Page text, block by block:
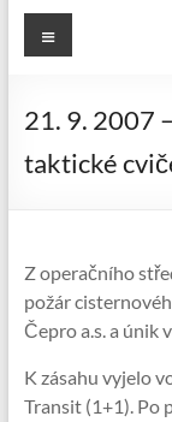
Menu
21. 9. 2007
taktické
Z operačního
požár
Čepro a.s. a únik
K zásahu vyjelo
Transit (1+1). Po